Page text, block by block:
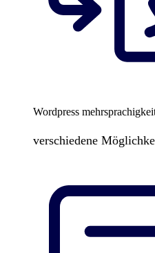
Wordpress
verschiedene